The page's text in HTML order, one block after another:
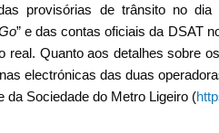
provisórias de trânsito no dia
” e das contas oficiais da DSAT
real. Quanto aos detalhes sobre
electrónicas das duas
da Sociedade do Metro Ligeiro (